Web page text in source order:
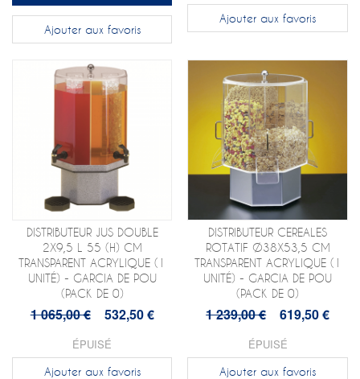
Ajouter aux favoris
Ajouter aux favoris
DISTRIBUTEUR JUS DOUBLE
2X9,5 L 55 (H) CM
TRANSPARENT ACRYLIQUE (1
UNITÉ) - GARCIA DE POU
(PACK DE 0)
1 065,00 € 532,50 €
ÉPUISÉ
Ajouter aux favoris
DISTRIBUTEUR CEREALES
ROTATIF Ø38X53,5 CM
TRANSPARENT ACRYLIQUE (1
UNITÉ) - GARCIA DE POU
(PACK DE 0)
1 239,00 € 619,50 €
ÉPUISÉ
Ajouter aux favoris